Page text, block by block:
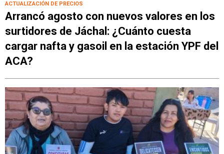
ACTUALIZACIÓN DE PRECIOS
Arrancó agosto con nuevos valores en los
surtidores de Jáchal: ¿Cuánto cuesta
cargar nafta y gasoil en la estación YPF del
ACA?